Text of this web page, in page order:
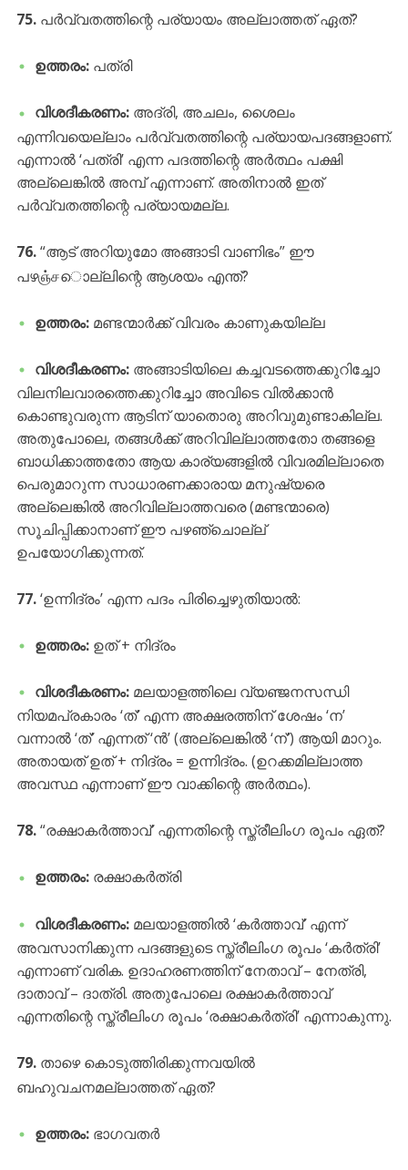
75.പർവ്വതത്തിന്റെ പര്യായം അല്ലാത്തത് ഏത്?
ഉത്തരം:പത്രി
വിശദീകരണം:അദ്രി, അചലം, ശൈലം
എന്നിവയെല്ലാം പർവ്വതത്തിന്റെ പര്യായപദങ്ങളാണ്.
എന്നാൽ ‘പത്രി’ എന്ന പദത്തിന്റെ അർത്ഥം പക്ഷി
അല്ലെങ്കിൽ അമ്പ് എന്നാണ്. അതിനാൽ ഇത്
പർവ്വതത്തിന്റെ പര്യായമല്ല.
76.“ആട് അറിയുമോ അങ്ങാടി വാണിഭം” ഈ
പഴஞ்சൊല്ലിന്റെ ആശയം എന്ത്?
ഉത്തരം:മണ്ടന്മാർക്ക് വിവരം കാണുകയില്ല
വിശദീകരണം:അങ്ങാടിയിലെ കച്ചവടത്തെക്കുറിച്ചോ
വിലനിലവാരത്തെക്കുറിച്ചോ അവിടെ വിൽക്കാൻ
കൊണ്ടുവരുന്ന ആടിന് യാതൊരു അറിവുമുണ്ടാകില്ല.
അതുപോലെ, തങ്ങൾക്ക് അറിവില്ലാത്തതോ തങ്ങളെ
ബാധിക്കാത്തതോ ആയ കാര്യങ്ങളിൽ വിവരമില്ലാതെ
പെരുമാറുന്ന സാധാരണക്കാരായ മനുഷ്യരെ
അല്ലെങ്കിൽ അറിവില്ലാത്തവരെ (മണ്ടന്മാരെ)
സൂചിപ്പിക്കാനാണ് ഈ പഴഞ്ചൊല്ല്
ഉപയോഗിക്കുന്നത്.
77.‘ഉന്നിദ്രം’ എന്ന പദം പിരിച്ചെഴുതിയാൽ:
ഉത്തരം:ഉത് + നിദ്രം
വിശദീകരണം:മലയാളത്തിലെ വ്യഞ്ജനസന്ധി
നിയമപ്രകാരം ‘ത്’ എന്ന അക്ഷരത്തിന് ശേഷം ‘ന’
വന്നാൽ ‘ത്’ എന്നത് ‘ൻ’ (അല്ലെങ്കിൽ ‘ന്’) ആയി മാറും.
അതായത് ഉത് + നിദ്രം = ഉന്നിദ്രം. (ഉറക്കമില്ലാത്ത
അവസ്ഥ എന്നാണ് ഈ വാക്കിന്റെ അർത്ഥം).
78.“രക്ഷാകർത്താവ്’ എന്നതിന്റെ സ്ത്രീലിംഗ രൂപം ഏത്?
ഉത്തരം:രക്ഷാകർത്രി
വിശദീകരണം:മലയാളത്തിൽ ‘കർത്താവ്’ എന്ന്
അവസാനിക്കുന്ന പദങ്ങളുടെ സ്ത്രീലിംഗ രൂപം ‘കർത്രി’
എന്നാണ് വരിക. ഉദാഹരണത്തിന് നേതാവ് – നേത്രി,
ദാതാവ് – ദാത്രി. അതുപോലെ രക്ഷാകർത്താവ്
എന്നതിന്റെ സ്ത്രീലിംഗ രൂപം ‘രക്ഷാകർത്രി’ എന്നാകുന്നു.
79.താഴെ കൊടുത്തിരിക്കുന്നവയിൽ
ബഹുവചനമല്ലാത്തത് ഏത്?
ഉത്തരം:ഭാഗവതർ